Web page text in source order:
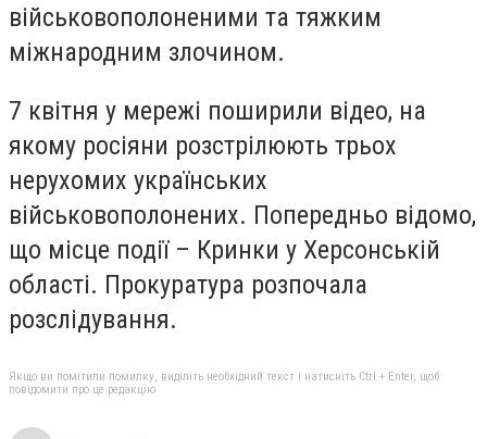
військовополоненими та тяжким
міжнародним злочином.
7 квітня у мережі поширили відео, на
якому росіяни розстрілюють трьох
нерухомих українських
військовополонених. Попередньо відомо,
що місце події – Кринки у Херсонській
області. Прокуратура розпочала
розслідування.
Якщо ви помітили помилку, виділіть необхідний текст і натисніть Ctrl + Enter, щоб
повідомити про це редакцію